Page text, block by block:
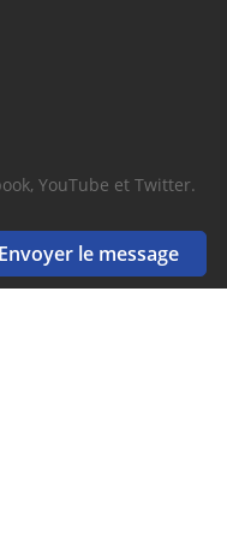
Envoyer le message
YouTube et Twitter.